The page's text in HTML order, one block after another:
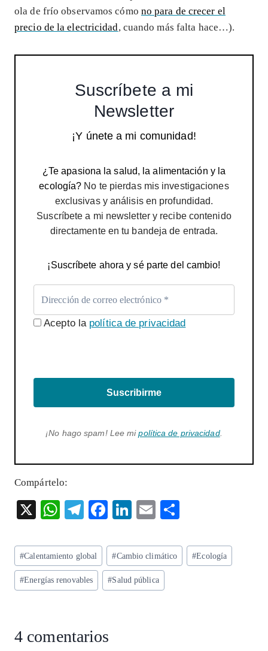
ola de frío observamos cómo no para de crecer el
precio de la electricidad, cuando más falta hace…).
Suscríbete a mi
Newsletter
¡Y únete a mi comunidad!
¿Te apasiona la salud, la alimentación y la
ecología? No te pierdas mis investigaciones
exclusivas y análisis en profundidad.
Suscríbete a mi newsletter y recibe contenido
directamente en tu bandeja de entrada.
¡Suscríbete ahora y sé parte del cambio!
Acepto la política de privacidad
Suscribirme
¡No hago spam! Lee mipolítica de privacidad.
Compártelo:
X
W
ts
A
p
T
eg
ra
m
F
eb
o
o
Li
ke
dI
n
E
ai
l
re
Etiquetas
de
la
#Calentamiento global #Cambio climático #Ecología
#Energías renovables #Salud pública
4 comentarios